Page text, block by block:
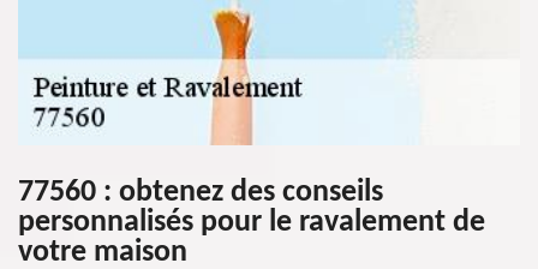
77560 : obtenez des conseils
personnalisés pour le ravalement de
votre maison